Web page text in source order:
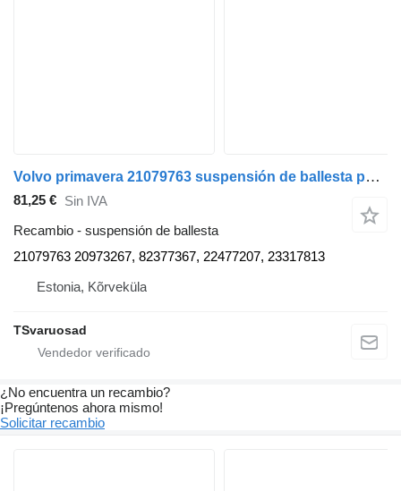
Volvo primavera 21079763 suspensión de ballesta para Volvo FE280 camión
81,25 € Sin IVA
Recambio - suspensión de ballesta
21079763 20973267, 82377367, 22477207, 23317813
Estonia, Kõrveküla
TSvaruosad
¿No encuentra un recambio?
¡Pregúntenos ahora mismo!
Solicitar recambio